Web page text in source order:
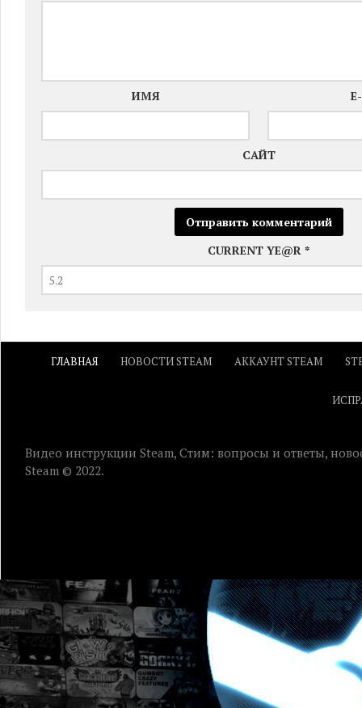
ИМЯ
САЙТ
CURRENT YE@R *
ГЛАВНАЯ НОВОСТИ STEAM АККАУНТ STEAM
Видео инструкции Steam, Стим: вопросы и ответы,
Steam © 2022.